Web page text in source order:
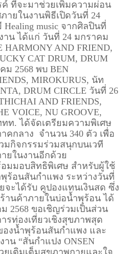
ค์ ที่จะมาช่วยเพิ่มความผ่อน
ายในงานพิธีเปิดวันที่ 24
music จากศิลปินที่
าน ได้แก่ วันที่ 24 มกราคม
HARMONY AND FRIEND,
CAT DRUM, DRUM
ม 2568 พบ BEN
MIROKURUS, นัท
DRUM CIRCLE วันที่ 26
AND FRIENDS,
VOICE, NU GROOVE,
ทท. ได้จัดเตรียมความพิเศษ
คกลาง จำนวน 340 ตัว เพื่อ
มกิจกรรมร่วมสนุกบนเวที
ายในงานอีกด้วย
มอบสิทธิพิเศษ สำหรับผู้ใช้
ร้อนสันกำแพง ระหว่างวันที่
จะได้รับ คูปองแทนเงินสด ซึ่ง
านค้าภายในบ่อน้ำพุร้อน ได้
2568 ขอเชิญร่วมเป็นส่วน
รท่องเที่ยวเชิงสุขภาพสุด
งน้ำพุร้อนสันกำแพง และ
น “สันกำแปง ONSEN